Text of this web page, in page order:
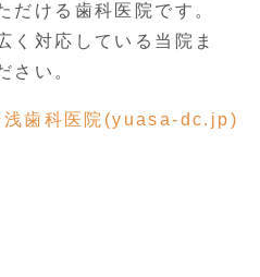
だける歯科医院です。
く対応している当院ま
さい。
浅歯科医院(yuasa-dc.jp)